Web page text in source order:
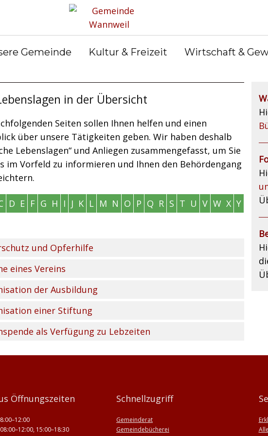
Gemeinde Kultur & Freizeit Wirtschaft &
Gemeinderat
Bekanntmachun
Entsorgung
in der Übersicht
Seiten sollen Ihnen helfen und einen
über unsere Tätigkeiten geben. Wir haben deshalb
Lebenslagen“ und Anliegen zusammengefasst, um Sie
im Vorfeld zu informieren und Ihnen den Behördengang
D E F G H I J K L M N O P Q R S T U V W X Y
und Opferhilfe
eines Vereins
der Ausbildung
einer Stiftung
als Verfügung zu Lebzeiten
Öffnungszeiten
15:00–18:30
Schnellzugriff
Gemeinderat
Gemeindebücherei